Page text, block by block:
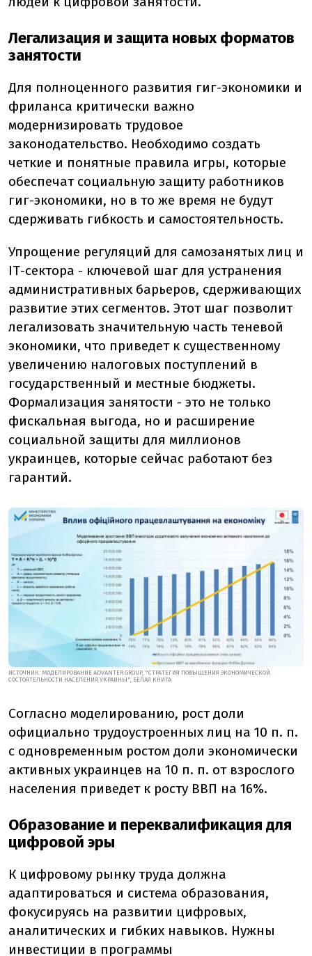
Легализация и защита новых форматов
занятости
Для полноценного развития гиг-экономики и
фриланса критически важно
модернизировать трудовое
законодательство. Необходимо создать
четкие и понятные правила игры, которые
обеспечат социальную защиту работников
гиг-экономики, но в то же время не будут
сдерживать гибкость и самостоятельность.
Упрощение регуляций для самозанятых лиц и
ІТ-сектора - ключевой шаг для устранения
административных барьеров, сдерживающих
развитие этих сегментов. Этот шаг позволит
легализовать значительную часть теневой
экономики, что приведет к существенному
увеличению налоговых поступлений в
государственный и местные бюджеты.
Формализация занятости - это не только
фискальная выгода, но и расширение
социальной защиты для миллионов
украинцев, которые сейчас работают без
гарантий.
ИСТОЧНИК: МОДЕЛИРОВАНИЕ ADVANTER GROUP, "СТРАТЕГИЯ ПОВЫШЕНИЯ ЭКОНОМИЧЕСКОЙ
СОСТОЯТЕЛЬНОСТИ НАСЕЛЕНИЯ УКРАИНЫ", БЕЛАЯ КНИГА
Согласно моделированию, рост доли
официально трудоустроенных лиц на 10 п. п.
с одновременным ростом доли экономически
активных украинцев на 10 п. п. от взрослого
населения приведет к росту ВВП на 16%.
Образование и переквалификация для
цифровой эры
К цифровому рынку труда должна
адаптироваться и система образования,
фокусируясь на развитии цифровых,
аналитических и гибких навыков. Нужны
инвестиции в программы